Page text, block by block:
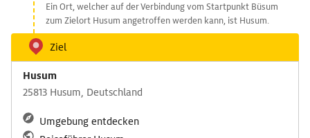
Ein Ort, welcher auf der Verbindung vom Startpunkt Büsum
zum Zielort Husum angetroffen werden kann, ist Husum.
Ziel
Husum
25813 Husum, Deutschland
Umgebung entdecken